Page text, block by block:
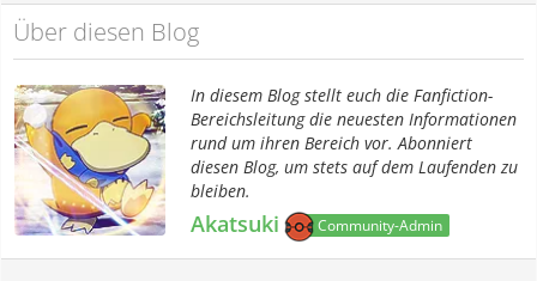
Über diesen Blog
In diesem Blog stellt euch die Fanfiction-
Bereichsleitung die neuesten Informationen
rund um ihren Bereich vor. Abonniert
diesen Blog, um stets auf dem Laufenden zu
bleiben.
Akatsuki Community-Admin